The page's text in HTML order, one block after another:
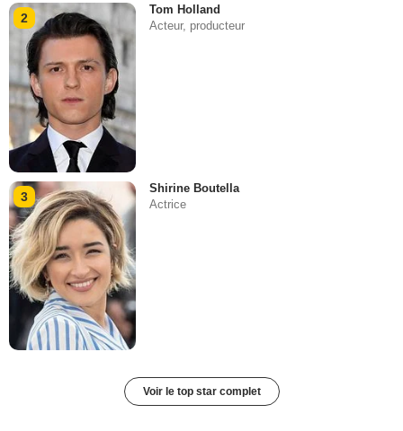
2
Tom Holland
Acteur, producteur
3
Shirine Boutella
Actrice
Voir le top star complet